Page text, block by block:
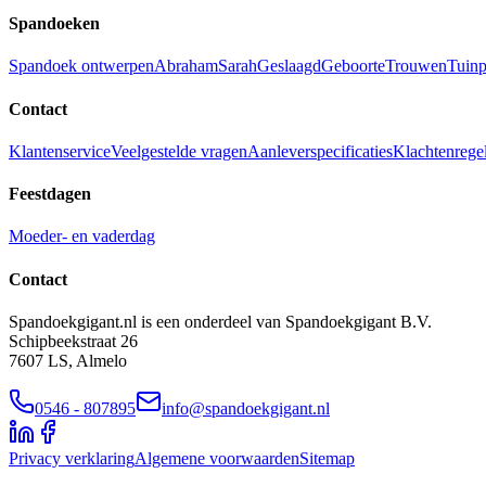
Spandoeken
Spandoek ontwerpenAbrahamSarahGeslaagdGeboorteTrouwen
Contact
KlantenserviceVeelgestelde vragenAanleverspecificaties
Feestdagen
Moeder- en vaderdag
Contact
Spandoekgigant.nl is een onderdeel van Spandoekgigant B.V.
Schipbeekstraat 26
7607 LS, Almelo
0546 - 807895 info@spandoekgigant.nl
Privacy verklaringAlgemene voorwaardenSitemap